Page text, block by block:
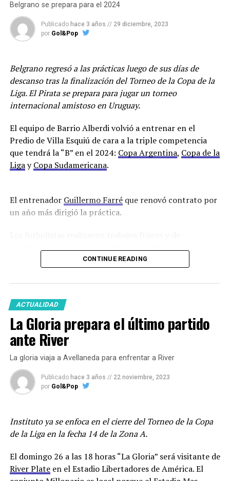
Una de las dudas está en el arco ya que Joaquín Mattalía
salió lesionado por una molestia muscular en el
entretiempo ante el “Arse” y el cuerpo técnico espera
En caso de que no llegue su lugar lo ocupará Alvaro
Maslovski.
Racing se encuentra en la décimotercera posición con
22 puntos.
En cuanto al mercado de pases que ya abrió el pasado
sábado, está próximamente a llegar un delantero
proveniente de Sarmiento de Junín, Lautaro Cerato de
23 años, que solamente jugó 24 minutos y su pase
Para el partido ante el puntero el club comunicó a los
socios que deberán tener la cuota de junio paga para
Por Lisandro Uribe Echevarria
Facebook
Twitter
WhatsApp
Messenger
GmailShare
Belgrano se prepara para el 2024
Publicado hace 3 años // 29 diciembre, 2023
por Gol&Pop
Belgrano regresó a las prácticas luego de sus días de
descanso tras la finalización del Torneo de la Copa de la
Liga. El Pirata se prepara para jugar un torneo
internacional amistoso en Uruguay.
El equipo de Barrio Alberdi volvió a entrenar en el
Predio de Villa Esquiú de cara a la triple competencia
que tendrá la “B” en el 2024: Copa Argentina, Copa de la
LigayCopa Sudamericana.
El entrenador Guillermo Farréque renovó contrato por
un año más dirigió la práctica.
Los ausentes que finalizaron sus contratos fueron
Francisco Oliver, Lucas Diarte, Andrés Amaya, Diego
el club.
En cuanto a posibles refuerzos suenan Francisco
González Metilli e Iván Gómez de Estudiantes de La
Plata a quien le hicieron una oferta y fue rechazada por
el club pincharrata.
por el jugador de 26 años que jugó en Newells donde
disputó 42 partidos, marcó dos goles y dió dos
Además, el club de Barrio Alberdi oficializó la
continuidad de Franco Jara. El delantero de 35 años
continuará al menos hasta diciembre de 2024.
Los jugadores entrenarán este viernes en doble turno y
CONTINUE READING
ACTUALIDAD
La Gloria prepara el último partido
ante River
La gloria viaja a Avellaneda para enfrentar a River
Publicado hace 3 años // 22 noviembre, 2023
por Gol&Pop
Instituto ya se enfoca en el cierre del Torneo de la Copa
de la Liga en la fecha 14 de la Zona A.
El domingo 26 a las 18 horas “La Gloria” será visitante de
River Plateen el Estadio Libertadores de América. El